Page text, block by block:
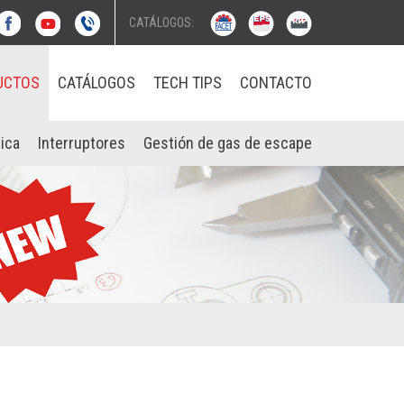
CATÁLOGOS:
CATÁLOGOS TECH TIPS CONTACTO
Interruptores Gestión de gas de escape